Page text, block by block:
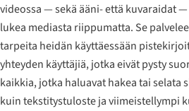
videossa — sekä ääni- että kuvaraidat
lukea mediasta riippumatta. Se
tarpeita heidän käyttäessään
yhteyden käyttäjiä, jotka eivät pysty
kaikkia, jotka haluavat hakea tai selata
kuin tekstitystuloste ja viimeistellympi